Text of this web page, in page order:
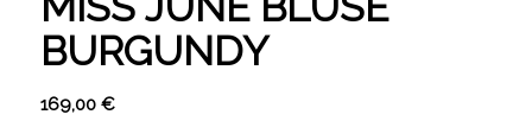
BURGUNDY
169,00 €